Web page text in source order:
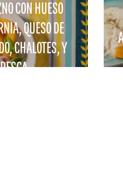
CON HUESO
QUESO DE
CHALOTES, Y